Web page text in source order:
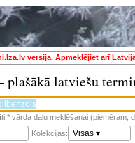
versija. Apmeklējiet arī
plašākā latviešu
* vārda daļu meklēšanai (piemēram,
Kolekcijas: Visas ▾